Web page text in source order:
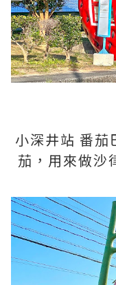
小深井站 番茄
茄，用來做沙